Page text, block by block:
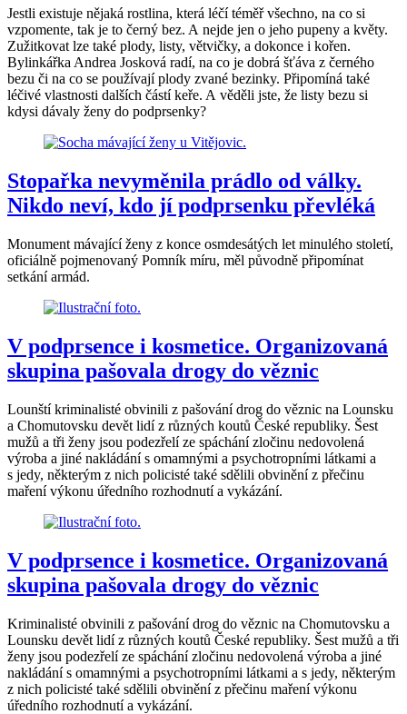
Jestli existuje nějaká rostlina, která léčí téměř všechno, na co si
vzpomente, tak je to černý bez. A nejde jen o jeho pupeny a květy.
Zužitkovat lze také plody, listy, větvičky, a dokonce i kořen.
Bylinkářka Andrea Josková radí, na co je dobrá šťáva z černého
bezu či na co se používají plody zvané bezinky. Připomíná také
léčivé vlastnosti dalších částí keře. A věděli jste, že listy bezu si
kdysi dávaly ženy do podprsenky?
Stopařka nevyměnila prádlo od války.
Nikdo neví, kdo jí podprsenku převléká
Monument mávající ženy z konce osmdesátých let minulého století,
oficiálně pojmenovaný Pomník míru, měl původně připomínat
setkání armád.
V podprsence i kosmetice. Organizovaná
skupina pašovala drogy do věznic
Lounští kriminalisté obvinili z pašování drog do věznic na Lounsku
a Chomutovsku devět lidí z různých koutů České republiky. Šest
mužů a tři ženy jsou podezřelí ze spáchání zločinu nedovolená
výroba a jiné nakládání s omamnými a psychotropními látkami a
s jedy, některým z nich policisté také sdělili obvinění z přečinu
maření výkonu úředního rozhodnutí a vykázání.
V podprsence i kosmetice. Organizovaná
skupina pašovala drogy do věznic
Kriminalisté obvinili z pašování drog do věznic na Chomutovsku a
Lounsku devět lidí z různých koutů České republiky. Šest mužů a tři
ženy jsou podezřelí ze spáchání zločinu nedovolená výroba a jiné
nakládání s omamnými a psychotropními látkami a s jedy, některým
z nich policisté také sdělili obvinění z přečinu maření výkonu
úředního rozhodnutí a vykázání.